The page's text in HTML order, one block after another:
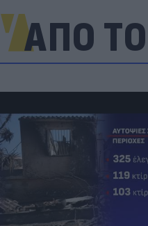
ΑΠΟ